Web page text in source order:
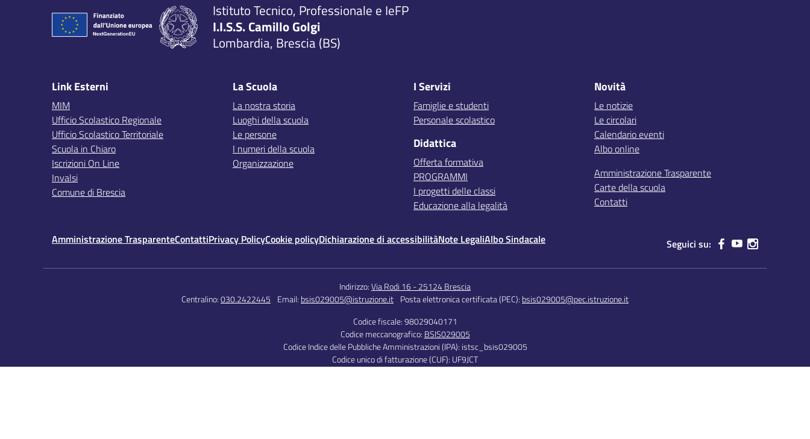
Istituto Tecnico, Professionale e IeFP
I.I.S.S. Camillo Golgi
Lombardia, Brescia (BS)
Link Esterni
MIM
Ufficio Scolastico Regionale
Ufficio Scolastico Territoriale
Scuola in Chiaro
Iscrizioni On Line
Invalsi
Comune di Brescia
La Scuola
La nostra storia
Luoghi della scuola
Le persone
I numeri della scuola
Organizzazione
I Servizi
Famiglie e studenti
Personale scolastico
Didattica
Offerta formativa
PROGRAMMI
I progetti delle classi
Educazione alla legalità
Novità
Le notizie
Le circolari
Calendario eventi
Albo online
Amministrazione Trasparente
Carte della scuola
Contatti
Amministrazione TrasparenteContattiPrivacy PolicyCookie policyDichiarazione di accessibilitàNote LegaliAlbo Sindacale Seguici su:
Indirizzo:Via Rodi 16 - 25124 Brescia
Centralino:030.2422445 Email: bsis029005@istruzione.it Posta elettronica certificata (PEC): bsis029005@pec.istruzione.it
Codice fiscale: 98029040171
Codice meccanografico: BSIS029005
Codice Indice delle Pubbliche Amministrazioni (IPA): istsc_bsis029005
Codice unico di fatturazione (CUF): UF9JCT